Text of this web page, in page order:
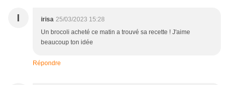
I irisa 25/03/2023 15:28
Un brocoli acheté ce matin a trouvé sa recette ! J'aime
beaucoup ton idée
Répondre